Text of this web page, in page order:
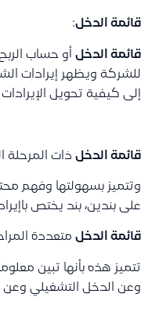
قائمة الدخل:
قائمة الدخل أو حساب
للشركة ويظهر إيرادات
إلى كيفية تحويل
قائمة الدخل ذات المرحلة
وتتميز بسهولتها وفهم
على بندين، بند يختص
قائمة الدخل متعددة
تتميز هذه بأنها تبين
وعن الدخل التشغيلي